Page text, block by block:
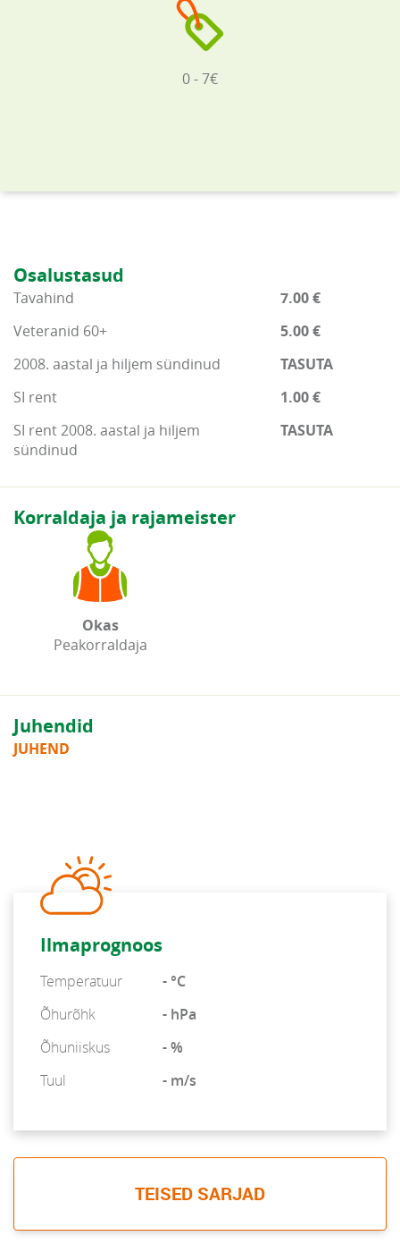
0 - 7€
Osalustasud
Tavahind
7.00 €
Veteranid 60+
5.00 €
2008. aastal ja hiljem sündinud
TASUTA
SI rent
1.00 €
SI rent 2008. aastal ja hiljem
sündinud
TASUTA
Korraldaja ja rajameister
Okas
Peakorraldaja
Juhendid
JUHEND
Ilmaprognoos
Temperatuur
- °C
Õhurõhk
- hPa
Õhuniiskus
- %
Tuul
- m/s
TEISED SARJAD